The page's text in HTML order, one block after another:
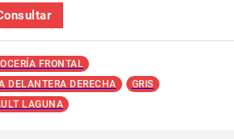
FRONTAL
DELANTERA DERECHA
GRIS
LAGUNA